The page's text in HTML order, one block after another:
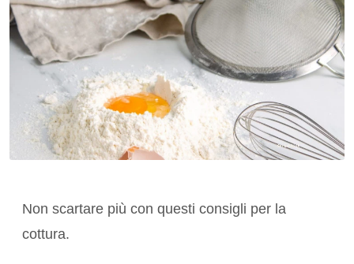
Non scartare più con questi consigli per la
cottura.